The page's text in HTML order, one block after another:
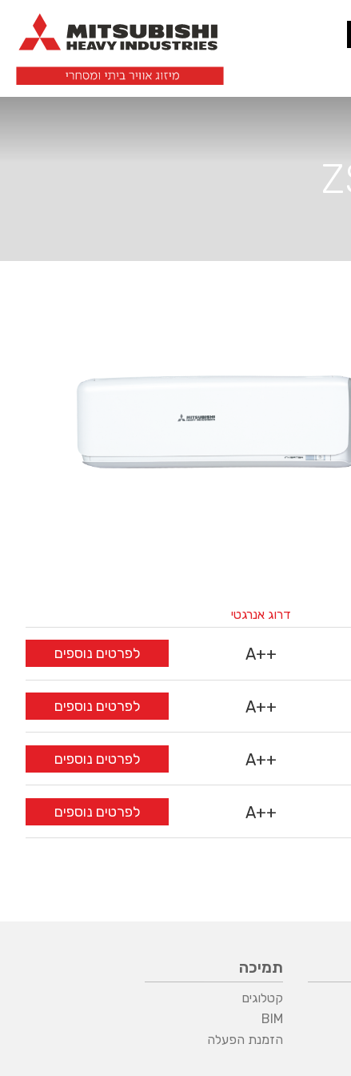
דרוג אנרגטי
A++ לפרטים נוספים
A++ לפרטים נוספים
A++ לפרטים נוספים
A++ לפרטים נוספים
תמיכה
קטלוגים
BIM
הזמנת הפעלה